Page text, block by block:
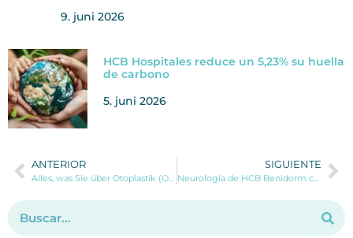
9. juni 2026
HCB Hospitales reduce un 5,23% su huella
de carbono
5. juni 2026
ANTERIOR
Alles, was Sie über Otoplastik (Ohrenkorrektur) wissen müssen
SIGUIENTE
Neurología de HCB Benidorm crece con la incorporación del Dr. Paul Vinueza Buitrón